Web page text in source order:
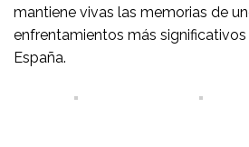
mantiene vivas las memorias de
enfrentamientos más
España.